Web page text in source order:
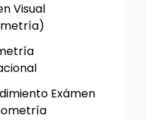
Visual
Exámen